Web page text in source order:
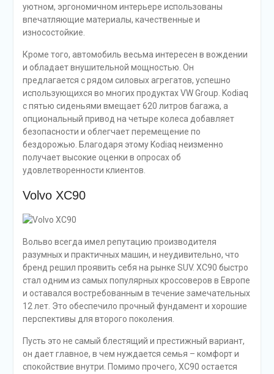
уютном, эргономичном интерьере использованы
впечатляющие материалы, качественные и
износостойкие.
Кроме того, автомобиль весьма интересен в вождении
и обладает внушительной мощностью. Он
предлагается с рядом силовых агрегатов, успешно
использующихся во многих продуктах VW Group. Kodiaq
с пятью сиденьями вмещает 620 литров багажа, а
опциональный привод на четыре колеса добавляет
безопасности и облегчает перемещение по
бездорожью. Благодаря этому Kodiaq неизменно
получает высокие оценки в опросах об
удовлетворенности клиентов.
Volvo XC90
Вольво всегда имел репутацию производителя
разумных и практичных машин, и неудивительно, что
бренд решил проявить себя на рынке SUV. XC90 быстро
стал одним из самых популярных кроссоверов в Европе
и оставался востребованным в течение замечательных
12 лет. Это обеспечило прочный фундамент и хорошие
перспективы для второго поколения.
Пусть это не самый блестящий и престижный вариант,
он дает главное, в чем нуждается семья – комфорт и
спокойствие внутри. Помимо прочего, XC90 остается